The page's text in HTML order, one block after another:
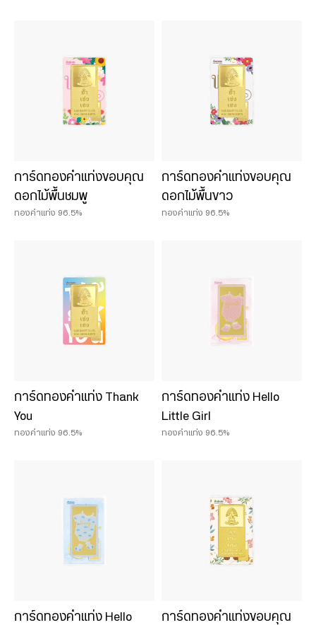
การ์ดทองคำแท่งขอบคุณ
ดอกไม้พื้นชมพู
ทองคำแท่ง 96.5%
การ์ดทองคำแท่งขอบคุณ
ดอกไม้พื้นขาว
ทองคำแท่ง 96.5%
การ์ดทองคำแท่ง Thank
You
ทองคำแท่ง 96.5%
การ์ดทองคำแท่ง Hello
Little Girl
ทองคำแท่ง 96.5%
การ์ดทองคำแท่ง Hello
การ์ดทองคำแท่งขอบคุณ